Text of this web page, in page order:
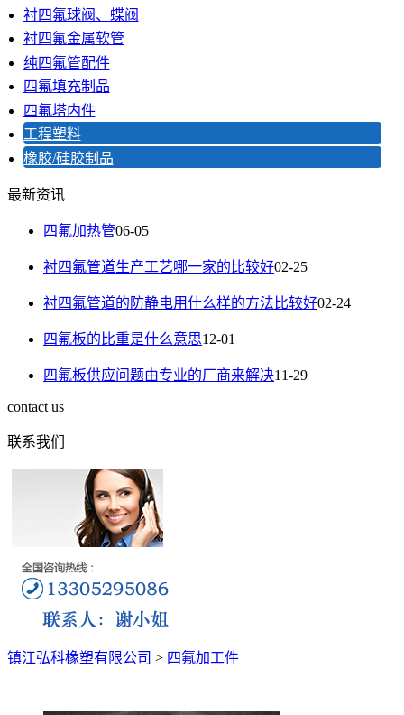
衬四氟球阀、蝶阀
衬四氟金属软管
纯四氟管配件
四氟填充制品
四氟塔内件
工程塑料
橡胶/硅胶制品
最新资讯
四氟加热管06-05
衬四氟管道生产工艺哪一家的比较好02-25
衬四氟管道的防静电用什么样的方法比较好02-24
四氟板的比重是什么意思12-01
四氟板供应问题由专业的厂商来解决11-29
contact us
联系我们
镇江弘科橡塑有限公司 > 四氟加工件